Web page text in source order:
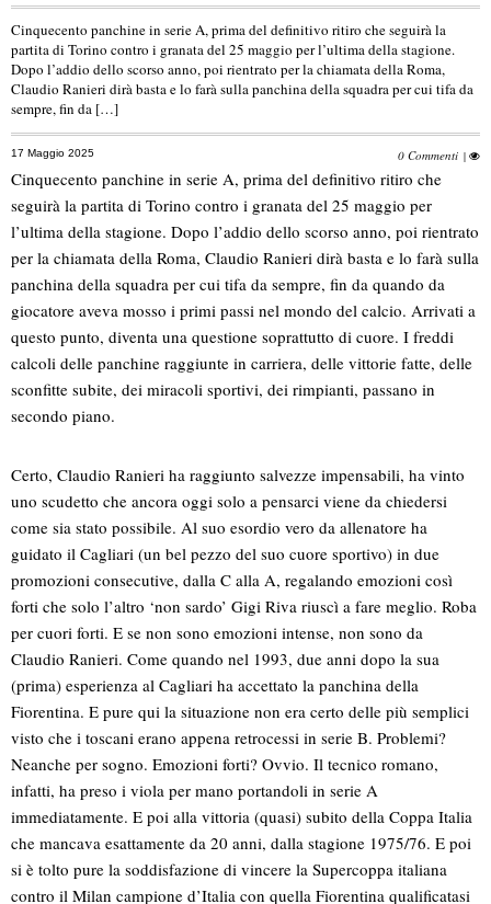
Cinquecento panchine in serie A, prima del definitivo ritiro che seguirà la
partita di Torino contro i granata del 25 maggio per l’ultima della stagione.
Dopo l’addio dello scorso anno, poi rientrato per la chiamata della Roma,
Claudio Ranieri dirà basta e lo farà sulla panchina della squadra per cui tifa da
sempre, fin da […]
17 Maggio 2025 0 Commenti |
Cinquecento panchine in serie A, prima del definitivo ritiro che
seguirà la partita di Torino contro i granata del 25 maggio per
l’ultima della stagione. Dopo l’addio dello scorso anno, poi rientrato
per la chiamata della Roma, Claudio Ranieri dirà basta e lo farà sulla
panchina della squadra per cui tifa da sempre, fin da quando da
giocatore aveva mosso i primi passi nel mondo del calcio. Arrivati a
questo punto, diventa una questione soprattutto di cuore. I freddi
calcoli delle panchine raggiunte in carriera, delle vittorie fatte, delle
sconfitte subite, dei miracoli sportivi, dei rimpianti, passano in
secondo piano.
Certo, Claudio Ranieri ha raggiunto salvezze impensabili, ha vinto
uno scudetto che ancora oggi solo a pensarci viene da chiedersi
come sia stato possibile. Al suo esordio vero da allenatore ha
guidato il Cagliari (un bel pezzo del suo cuore sportivo) in due
promozioni consecutive, dalla C alla A, regalando emozioni così
forti che solo l’altro ‘non sardo’ Gigi Riva riuscì a fare meglio. Roba
per cuori forti. E se non sono emozioni intense, non sono da
Claudio Ranieri. Come quando nel 1993, due anni dopo la sua
(prima) esperienza al Cagliari ha accettato la panchina della
Fiorentina. E pure qui la situazione non era certo delle più semplici
visto che i toscani erano appena retrocessi in serie B. Problemi?
Neanche per sogno. Emozioni forti? Ovvio. Il tecnico romano,
infatti, ha preso i viola per mano portandoli in serie A
immediatamente. E poi alla vittoria (quasi) subito della Coppa Italia
che mancava esattamente da 20 anni, dalla stagione 1975/76. E poi
si è tolto pure la soddisfazione di vincere la Supercoppa italiana
contro il Milan campione d’Italia con quella Fiorentina qualificatasi